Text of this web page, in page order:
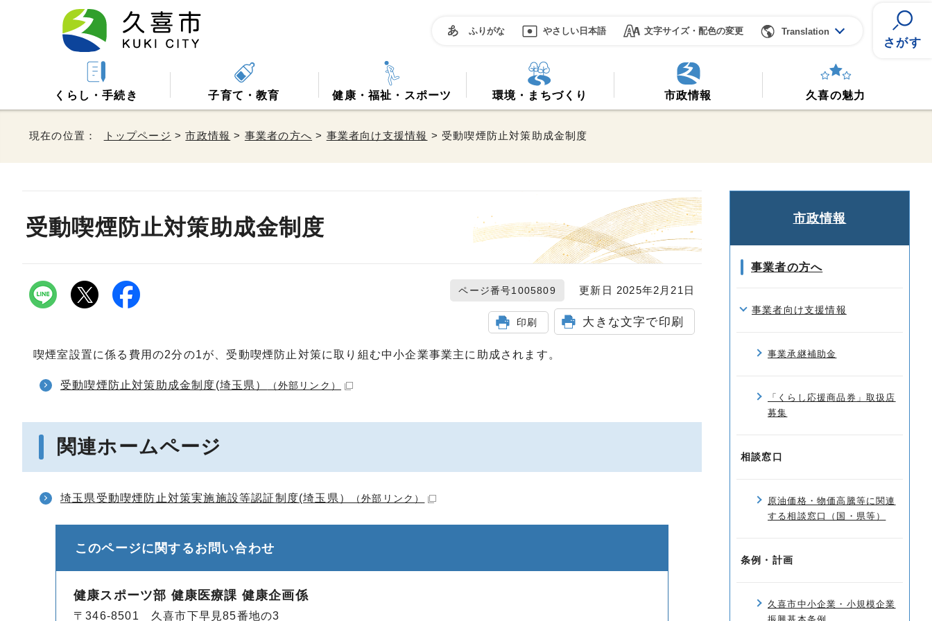
ふりがな やさしい日本語 文字サイズ・配色の変更 Translation
さがす
くらし・手続き 子育て・教育 健康・福祉・スポーツ 環境・まちづくり 市政情報 久喜の魅力
現在の位置： トップページ >市政情報 > 事業者の方へ > 事業者向け支援情報 > 受動喫煙防止対策助成金制度
受動喫煙防止対策助成金制度
ページ番号1005809 更新日 2025年2月21日
印刷 大きな文字で印刷
喫煙室設置に係る費用の2分の1が、受動喫煙防止対策に取り組む中小企業事業主に助成されます。
受動喫煙防止対策助成金制度(埼玉県） （外部リンク）
関連ホームページ
埼玉県受動喫煙防止対策実施施設等認証制度(埼玉県） （外部リンク）
このページに関するお問い合わせ
健康スポーツ部 健康医療課 健康企画係
〒346-8501 久喜市下早見85番地の3
市政情報
事業者の方へ
事業者向け支援情報
事業承継補助金
「くらし応援商品券」取扱店
募集
相談窓口
原油価格・物価高騰等に関連
する相談窓口（国・県等）
条例・計画
久喜市中小企業・小規模企業